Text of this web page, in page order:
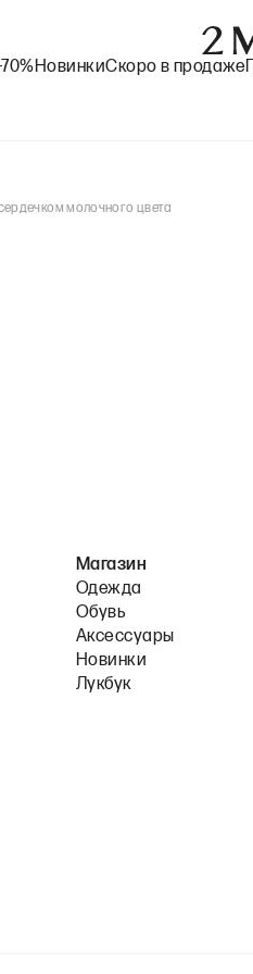
НовинкиСкоро в продаже
молочного цвета
Магазин
Одежда
Обувь
Аксессуары
Новинки
Лукбук